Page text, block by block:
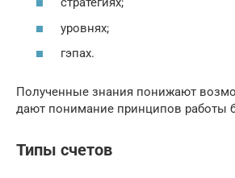
уровнях;
гэпах.
Полученные знания понижают
дают понимание принципов работы
Типы счетов